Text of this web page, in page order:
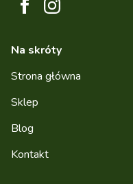
Na skróty
Strona główna
Sklep
Blog
Kontakt